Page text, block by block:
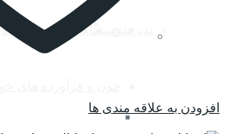
لباس( پوشش حفاظتی )
محصولات ضدعفونی( Bode آلمان و …)
کتف بند و قوزبند
دستگاه گوارش
افزودن به علاقه مندی ها